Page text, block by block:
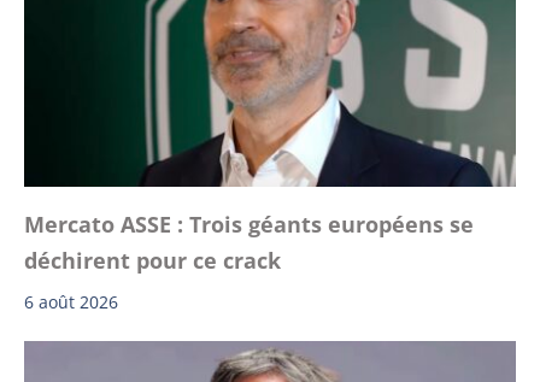
Mercato ASSE : Trois géants européens se
déchirent pour ce crack
6 août 2026